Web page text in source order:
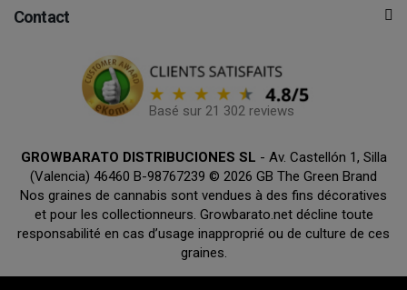
Contact
Basé sur 21 302 reviews
GROWBARATO DISTRIBUCIONES SL - Av. Castellón 1, Silla
(Valencia) 46460 B-98767239 © 2026 GB The Green Brand
Nos graines de cannabis sont vendues à des fins décoratives
et pour les collectionneurs. Growbarato.net décline toute
responsabilité en cas d’usage inapproprié ou de culture de ces
graines.